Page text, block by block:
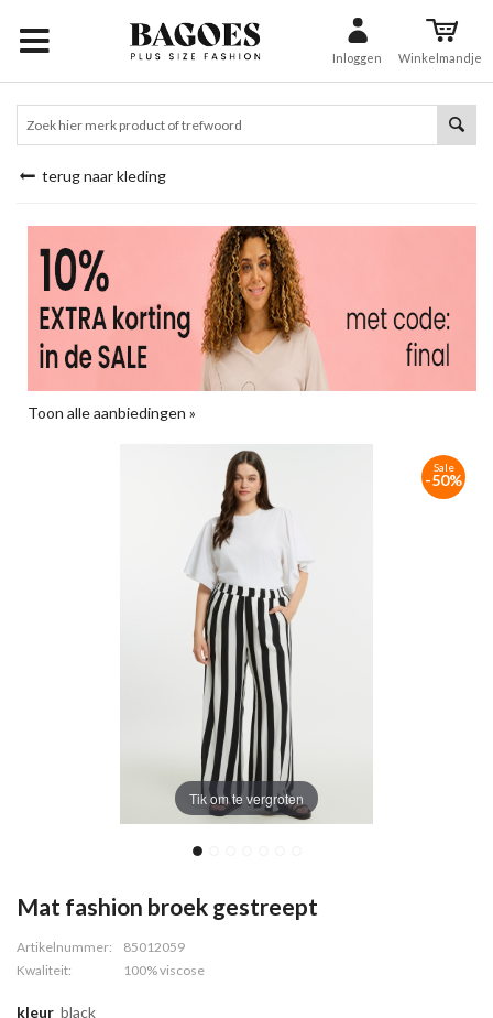
Inloggen Winkelmandje
terug naar kleding
Toon alle aanbiedingen »
Tik om te vergroten
Sale
-50%
Mat fashion broek gestreept
Artikelnummer:
85012059
Kwaliteit:
100% viscose
kleur black